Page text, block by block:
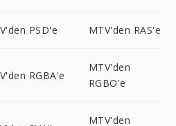
PSD'e MTV'den RAS'e
RGBA'e
MTV'den
RGBO'e
MTV'den